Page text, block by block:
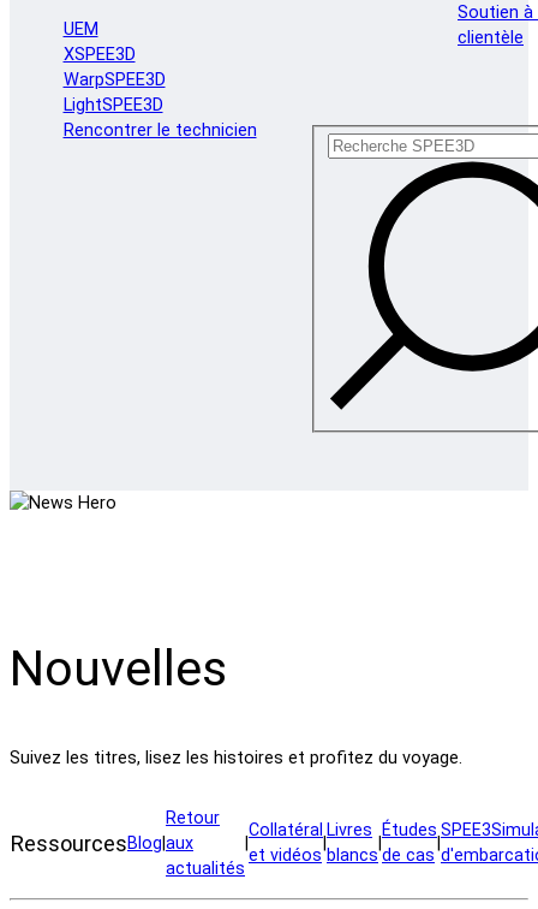
UEM
XSPEE3D
WarpSPEE3D
LightSPEE3D
Rencontrer le technicien
Soutien à
clientèle
Nouvelles
Suivez les titres, lisez les histoires et profitez du voyage.
RessourcesBlog
Retour
aux
actualités
Collatéral
et vidéos
Livres
blancs
Études
de cas